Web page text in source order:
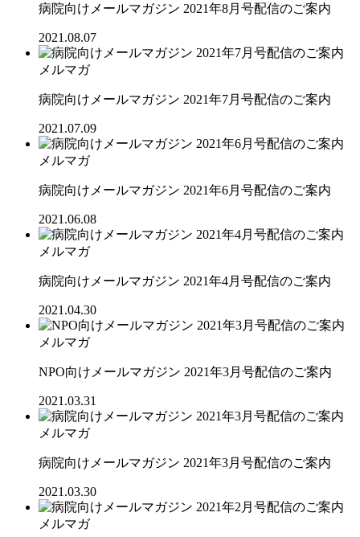
病院向けメールマガジン 2021年8月号配信のご案内
2021.08.07
メルマガ
病院向けメールマガジン 2021年7月号配信のご案内
2021.07.09
メルマガ
病院向けメールマガジン 2021年6月号配信のご案内
2021.06.08
メルマガ
病院向けメールマガジン 2021年4月号配信のご案内
2021.04.30
メルマガ
NPO向けメールマガジン 2021年3月号配信のご案内
2021.03.31
メルマガ
病院向けメールマガジン 2021年3月号配信のご案内
2021.03.30
メルマガ